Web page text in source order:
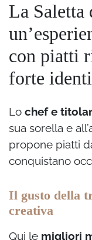
La Saletta
con piatti
forte
Lo chef e
sua sorella e
propone piatti
conquistano
Il gusto della
creativa
Qui le migliori